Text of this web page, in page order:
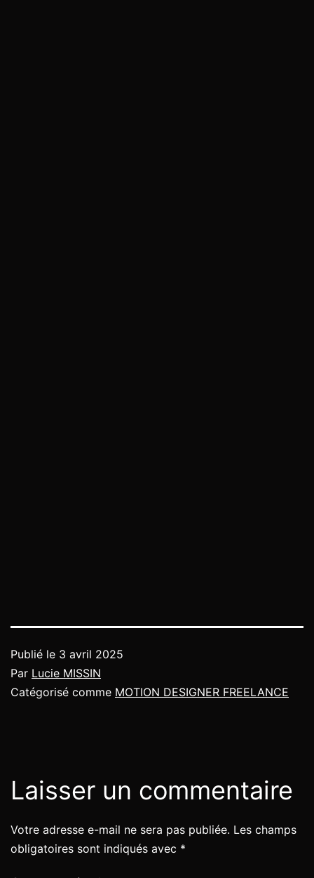
Publié le 3 avril 2025
Par Lucie MISSIN
Catégorisé comme MOTION DESIGNER FREELANCE
Laisser un commentaire
Votre adresse e-mail ne sera pas publiée. Les champs
obligatoires sont indiqués avec *